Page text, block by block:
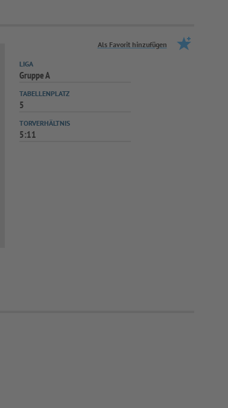
Als Favorit hinzufügen
LIGA
Gruppe A
TABELLENPLATZ
5
TORVERHÄLTNIS
5:11